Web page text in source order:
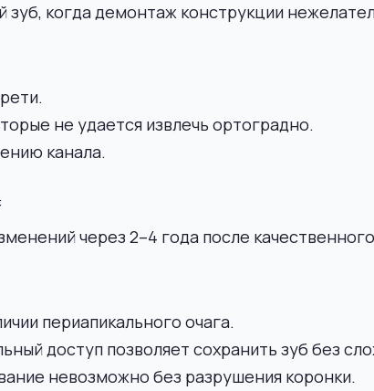
когда демонтаж конструкции
не удается извлечь ортоградно.
канала.
через 2–4 года после
периапикального очага.
доступ позволяет сохранить зуб без
невозможно без разрушения коронки.